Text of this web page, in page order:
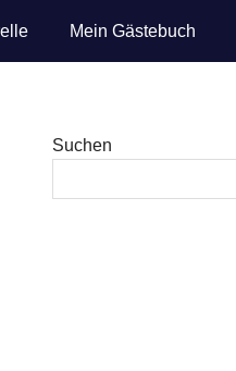
Mein Gästebuch
Suchen